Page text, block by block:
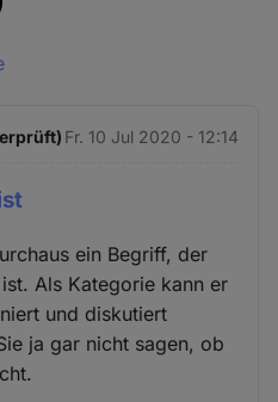
Fr. 10 Jul 2020 - 12:14
ein Begriff, der
Als Kategorie kann er
und diskutiert
ja gar nicht sagen, ob